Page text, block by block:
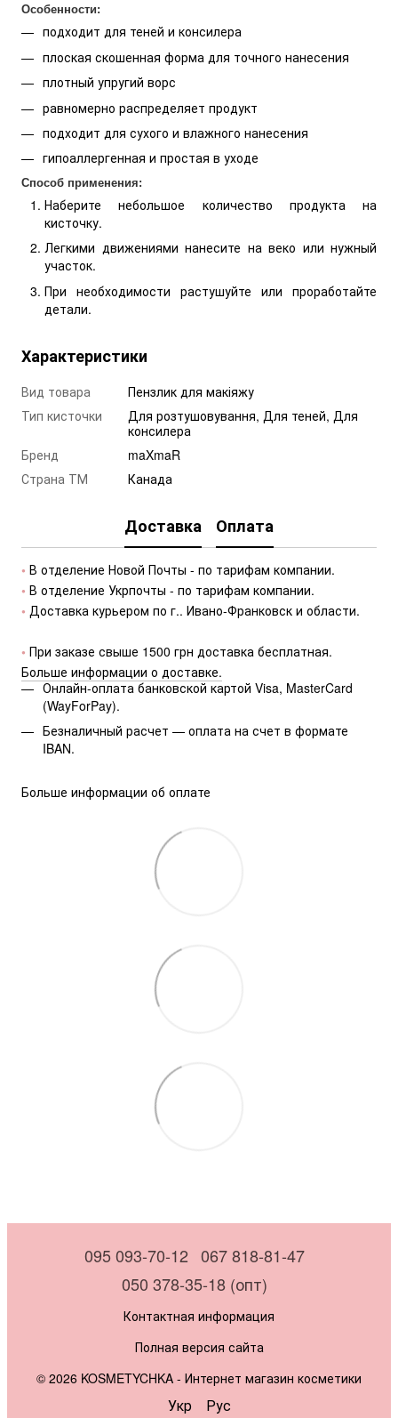
Особенности:
подходит для теней и консилера
плоская скошенная форма для точного нанесения
плотный упругий ворс
равномерно распределяет продукт
подходит для сухого и влажного нанесения
гипоаллергенная и простая в уходе
Способ применения:
Наберите небольшое количество продукта на
кисточку.
Легкими движениями нанесите на веко или нужный
участок.
При необходимости растушуйте или проработайте
детали.
Характеристики
Вид товара
Пензлик для макіяжу
Тип кисточки
Для розтушовування, Для теней, Для
консилера
Бренд
maXmaR
Страна ТМ
Канада
Доставка Оплата
• В отделение Новой Почты - по тарифам компании.
• В отделение Укрпочты - по тарифам компании.
• Доставка курьером по г.. Ивано-Франковск и области.
• При заказе свыше 1500 грн доставка бесплатная.
Больше информации о доставке.
Онлайн-оплата банковской картой Visa, MasterCard
(WayForPay).
Безналичный расчет — оплата на счет в формате
IBAN.
Больше информации об оплате
095 093-70-12 067 818-81-47
050 378-35-18 (опт)
Контактная информация
Полная версия сайта
© 2026 KOSMETYCHKA - Интернет магазин косметики
Укр Рус